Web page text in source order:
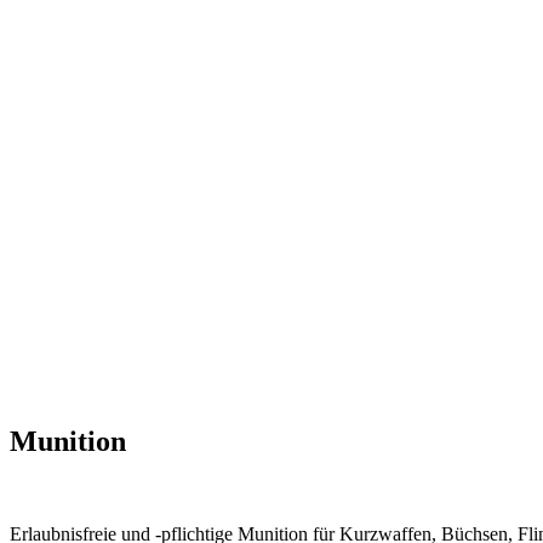
Munition
Erlaubnisfreie und -pflichtige Munition für Kurzwaffen, Büchsen,